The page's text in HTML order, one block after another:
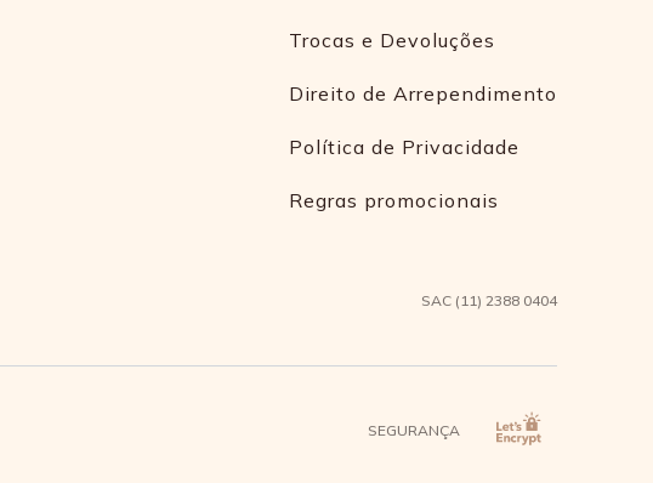
Trocas e Devoluções
Direito de Arrependimento
Política de Privacidade
Regras promocionais
SAC (11) 2388 0404
SEGURANÇA